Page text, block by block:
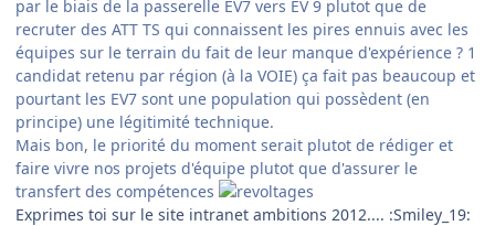
par le biais de la passerelle EV7 vers EV 9 plutot que de
recruter des ATT TS qui connaissent les pires ennuis avec les
équipes sur le terrain du fait de leur manque d'expérience ? 1
candidat retenu par région (à la VOIE) ça fait pas beaucoup et
pourtant les EV7 sont une population qui possèdent (en
principe) une légitimité technique.
Mais bon, le priorité du moment serait plutot de rédiger et
faire vivre nos projets d'équipe plutot que d'assurer le
transfert des compétences
Exprimes toi sur le site intranet ambitions 2012.... :Smiley_19: